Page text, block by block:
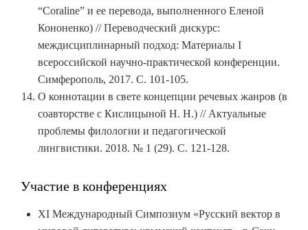
“Coraline” и ее перевода, выполненного Еленой
Кононенко) //Переводческий дискурс:
междисциплинарный подход: Материалы I
всероссийской научно-практической конференции.
Симферополь, 2017. С. 101-105.
О коннотации в свете концепции речевых жанров (в
соавторстве с Кислицыной Н. Н.) // Актуальные
проблемы филологии и педагогической
лингвистики. 2018. № 1 (29). С. 121-128.
Участие в конференциях
ХI Международный Симпозиум «Русский вектор в